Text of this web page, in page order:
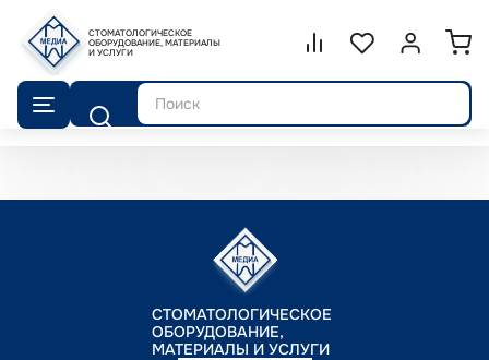
СТОМАТОЛОГИЧЕСКОЕ
ОБОРУДОВАНИЕ, МАТЕРИАЛЫ
И УСЛУГИ
Сравнение.
СписокВойти или
Поиск
СТОМАТОЛОГИЧЕСКОЕ
ОБОРУДОВАНИЕ,
МАТЕРИАЛЫ И УСЛУГИ